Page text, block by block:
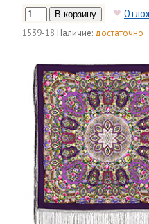
1539-18 Наличие: достаточно